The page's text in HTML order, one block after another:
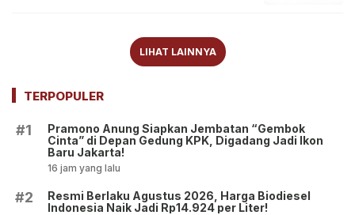
LIHAT LAINNYA
TERPOPULER
#1
Pramono Anung Siapkan Jembatan “Gembok
Cinta” di Depan Gedung KPK, Digadang Jadi Ikon
Baru Jakarta!
16 jam yang lalu
#2
Resmi Berlaku Agustus 2026, Harga Biodiesel
Indonesia Naik Jadi Rp14.924 per Liter!